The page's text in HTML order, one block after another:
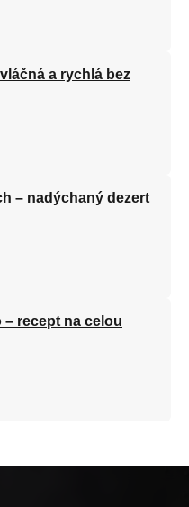
a rychlá bez
– nadýchaný dezert
recept na celou